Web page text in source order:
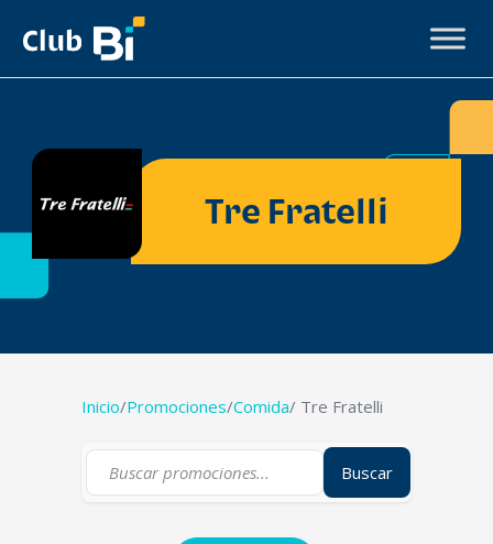
Tre Fratelli
Inicio/Promociones/Comida/ Tre Fratelli
Buscar